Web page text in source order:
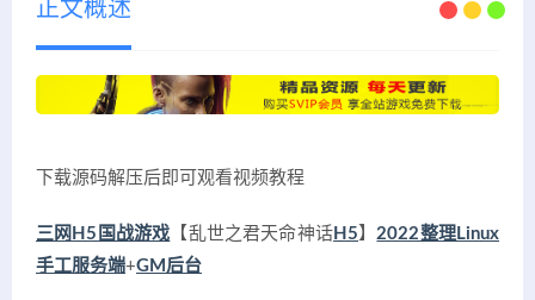
正文概述
下载源码解压后即可观看视频教程
三网H5国战游戏 【乱世之君天命神话 H5】2022整理Linux
手工服务端+GM后台